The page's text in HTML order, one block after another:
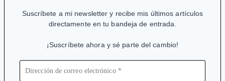
Suscríbete a mi newsletter y recibe mis últimos artículos
directamente en tu bandeja de entrada.
¡Suscríbete ahora y sé parte del cambio!